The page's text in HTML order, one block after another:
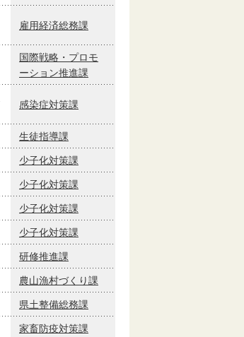
雇用経済総務課
国際戦略・プロモ
ーション推進課
感染症対策課
生徒指導課
少子化対策課
少子化対策課
少子化対策課
少子化対策課
研修推進課
農山漁村づくり課
県土整備総務課
家畜防疫対策課